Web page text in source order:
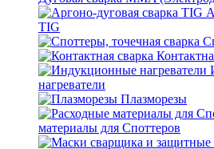
TIG
нагреватели
Плазморезы
материалы для Споттеров